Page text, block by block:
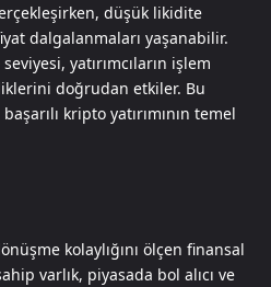
düşük likidite
dalgalanmaları yaşanabilir.
yatırımcıların işlem
doğrudan etkiler. Bu
kripto yatırımının temel
kolaylığını ölçen finansal
varlık, piyasada bol alıcı ve